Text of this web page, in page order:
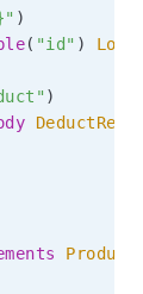
)
( "id" ) Long
)